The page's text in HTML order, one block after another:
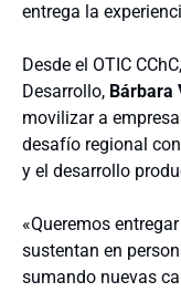
entrega la
Desde el OTIC
Desarrollo, Bárbara
movilizar a
desafío regional
y el desarrollo
«Queremos
sustentan en
sumando nuevas